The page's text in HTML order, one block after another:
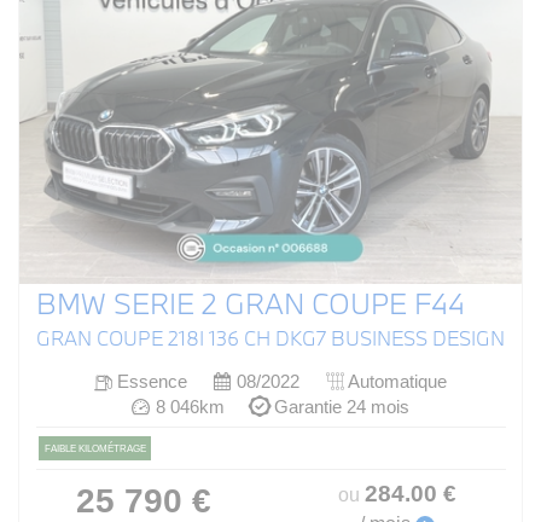
BMW SERIE 2 GRAN COUPE F44
GRAN COUPE 218I 136 CH DKG7 BUSINESS DESIGN
Essence 08/2022
Automatique
8 046km
Garantie 24 mois
FAIBLE KILOMÉTRAGE
25 790 € ou 284.00 €